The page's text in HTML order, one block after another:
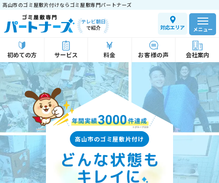
高山市のゴミ屋敷片付けならゴミ屋敷専門パートナーズ
テレビ朝日
で紹介
対応エリア
初めての方 サービス 料金 お客様の声 会社案内
メニュー
高山市のゴミ屋敷片付け